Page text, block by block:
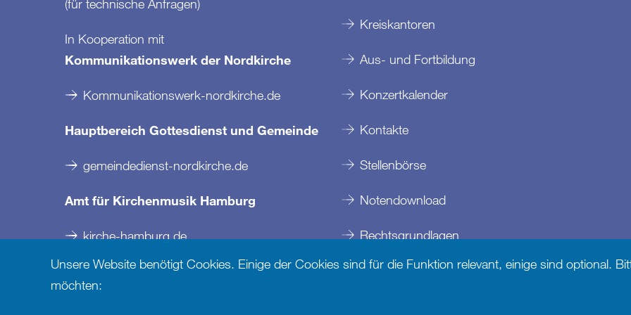
(für technische Anfragen)
In Kooperation mit
Kommunikationswerk der Nordkirche
Kommunikationswerk-nordkirche.de
Hauptbereich Gottesdienst und Gemeinde
gemeindedienst-nordkirche.de
Amt für Kirchenmusik Hamburg
kirche-hamburg.de
Kreiskantoren
Aus- und Fortbildung
Konzertkalender
Kontakte
Stellenbörse
Notendownload
Rechtsgrundlagen
Unsere Website benötigt Cookies. Einige der Cookies sind für die Funktion relevant, einige sind optional.
möchten: